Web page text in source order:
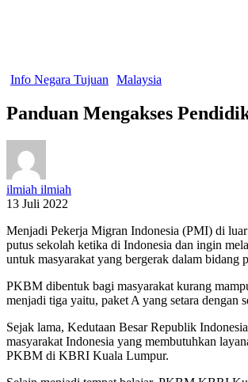
Info Negara Tujuan Malaysia
Panduan Mengakses
ilmiah ilmiah
13 Juli 2022
Menjadi Pekerja Migran Indonesia (PMI) di
putus sekolah ketika di Indonesia dan ingin
untuk masyarakat yang bergerak dalam bidang
PKBM dibentuk bagi masyarakat kurang
menjadi tiga yaitu, paket A yang setara dengan
Sejak lama, Kedutaan Besar Republik
masyarakat Indonesia yang membutuhkan
PKBM di KBRI Kuala Lumpur.